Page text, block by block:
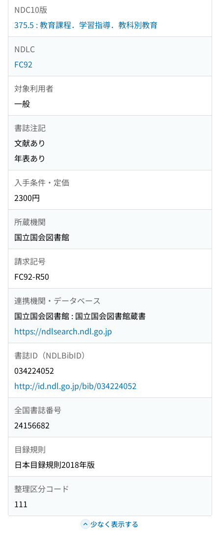
NDC10版
375.5 : 教育課程．学習指導．教科別教育
NDLC
FC92
対象利用者
一般
書誌注記
文献あり
年表あり
入手条件・定価
2300円
所蔵機関
国立国会図書館
請求記号
FC92-R50
連携機関・データベース
国立国会図書館 : 国立国会図書館蔵書
https://ndlsearch.ndl.go.jp
書誌ID（NDLBibID）
034224052
http://id.ndl.go.jp/bib/034224052
全国書誌番号
24156682
目録規則
日本目録規則2018年版
整理区分コード
111
少なく表示する